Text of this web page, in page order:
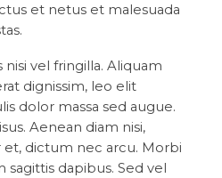
et netus et malesuada
vel fringilla. Aliquam
dignissim, leo elit
dolor massa sed augue.
Aenean diam nisi,
dictum nec arcu. Morbi
dapibus. Sed vel